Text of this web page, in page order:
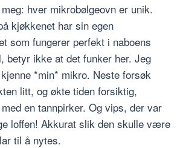
hver mikrobølgeovn er unik.
kjøkkenet har sin egen
som fungerer perfekt i naboens
betyr ikke at det funker her. Jeg
*min* mikro. Neste forsøk
litt, og økte tiden forsiktig,
en tannpirker. Og vips, der var
loffen! Akkurat slik den skulle være
til å nytes.